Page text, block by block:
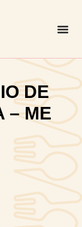
DE
– ME